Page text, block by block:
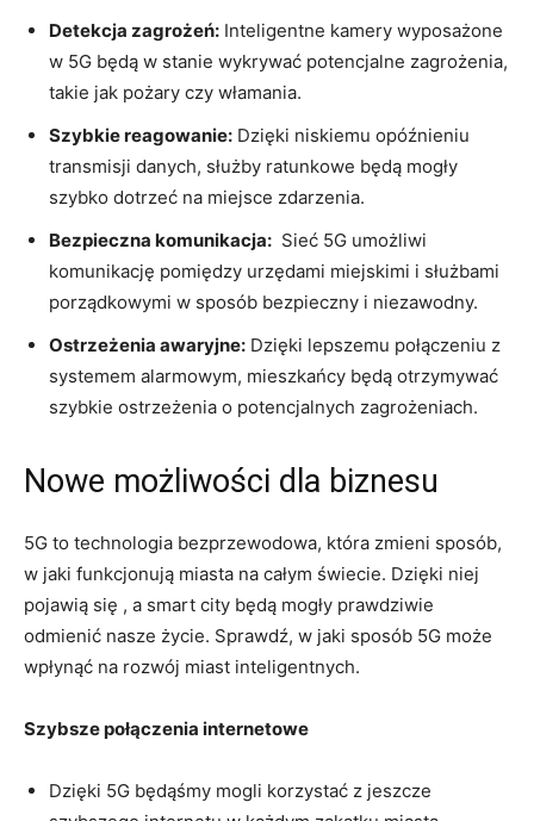
Detekcja zagrożeń: Inteligentne kamery ​wyposażone
w 5G⁤ będą w stanie wykrywać potencjalne‍ zagrożenia,
⁣takie jak pożary czy włamania.
Szybkie reagowanie: Dzięki niskiemu opóźnieniu
transmisji danych, służby ratunkowe będą mogły
szybko dotrzeć na⁢ miejsce ⁣zdarzenia.
Bezpieczna‍ komunikacja: ⁢ Sieć 5G ​umożliwi
komunikację pomiędzy urzędami miejskimi i służbami
porządkowymi w sposób bezpieczny i niezawodny.
Ostrzeżenia awaryjne: ⁣Dzięki lepszemu połączeniu z
systemem alarmowym, mieszkańcy będą otrzymywać
szybkie ostrzeżenia o ‍potencjalnych zagrożeniach.
Nowe możliwości ⁤dla biznesu
5G to technologia bezprzewodowa,‌ która zmieni ⁣sposób,
w jaki funkcjonują​ miasta ‌na całym ‍świecie. Dzięki niej
pojawią się , ​a smart city będą mogły ⁣prawdziwie
odmienić nasze ⁣życie. ⁢Sprawdź, w jaki sposób 5G może
wpłynąć na rozwój ⁢miast inteligentnych.
Szybsze ​połączenia internetowe
Dzięki 5G będąśmy mogli​ korzystać​ z jeszcze